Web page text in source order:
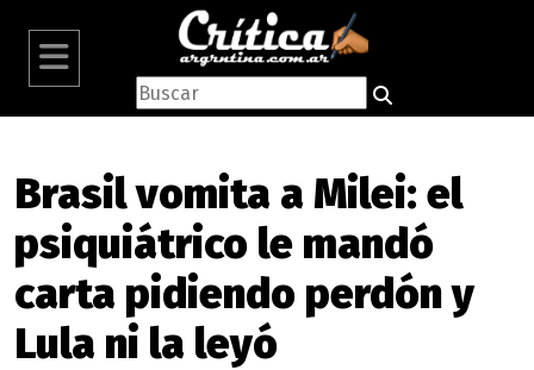
Brasil vomita a Milei: el
psiquiátrico le mandó
carta pidiendo perdón y
Lula ni la leyó